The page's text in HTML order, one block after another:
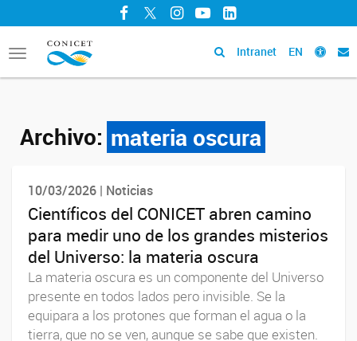
Facebook
TwitterInstagram
YouTubeLinkedIn
Toggle
navigation
Intranet EN
Archivo: materia oscura
10/03/2026 | Noticias
Científicos del CONICET abren camino
para medir uno de los grandes misterios
del Universo: la materia oscura
La materia oscura es un componente del Universo
presente en todos lados pero invisible. Se la
equipara a los protones que forman el agua o la
tierra, que no se ven, aunque se sabe que existen.